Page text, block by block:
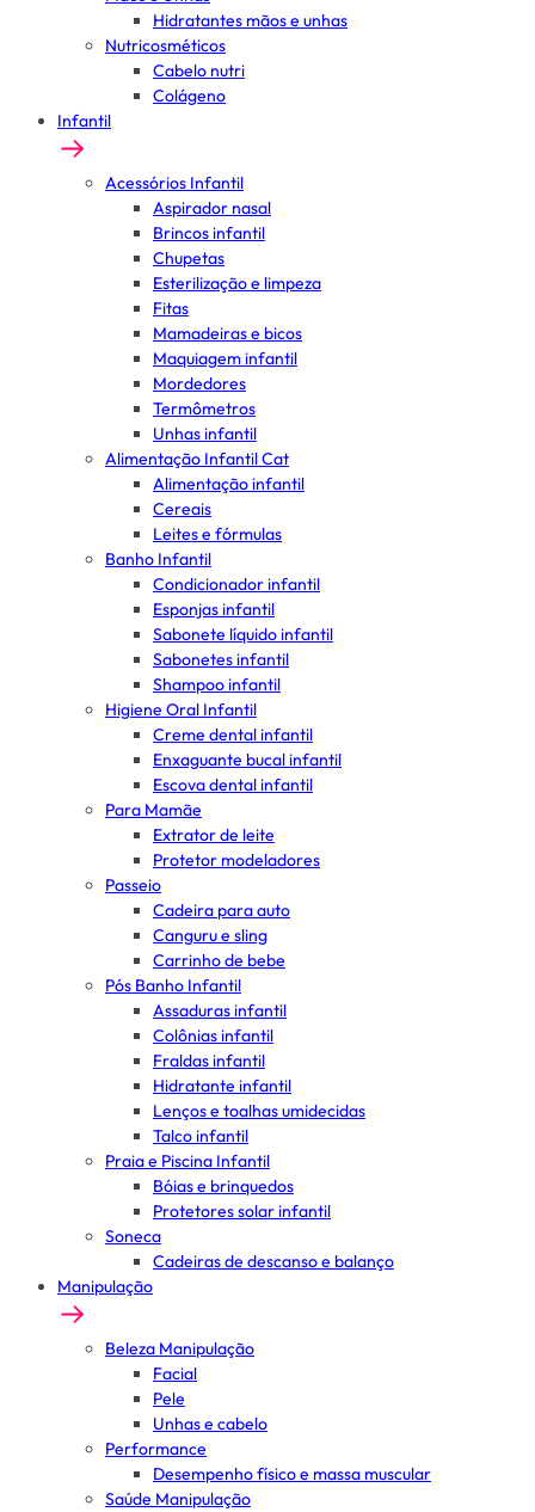
Hidratantes mãos e unhas
Nutricosméticos
Cabelo nutri
Colágeno
Infantil
Acessórios Infantil
Aspirador nasal
Brincos infantil
Chupetas
Esterilização e limpeza
Fitas
Mamadeiras e bicos
Maquiagem infantil
Mordedores
Termômetros
Unhas infantil
Alimentação Infantil Cat
Alimentação infantil
Cereais
Leites e fórmulas
Banho Infantil
Condicionador infantil
Esponjas infantil
Sabonete líquido infantil
Sabonetes infantil
Shampoo infantil
Higiene Oral Infantil
Creme dental infantil
Enxaguante bucal infantil
Escova dental infantil
Para Mamãe
Extrator de leite
Protetor modeladores
Passeio
Cadeira para auto
Canguru e sling
Carrinho de bebe
Pós Banho Infantil
Assaduras infantil
Colônias infantil
Fraldas infantil
Hidratante infantil
Lenços e toalhas umidecidas
Talco infantil
Praia e Piscina Infantil
Bóias e brinquedos
Protetores solar infantil
Soneca
Cadeiras de descanso e balanço
Manipulação
Beleza Manipulação
Facial
Pele
Unhas e cabelo
Performance
Desempenho físico e massa muscular
Saúde Manipulação